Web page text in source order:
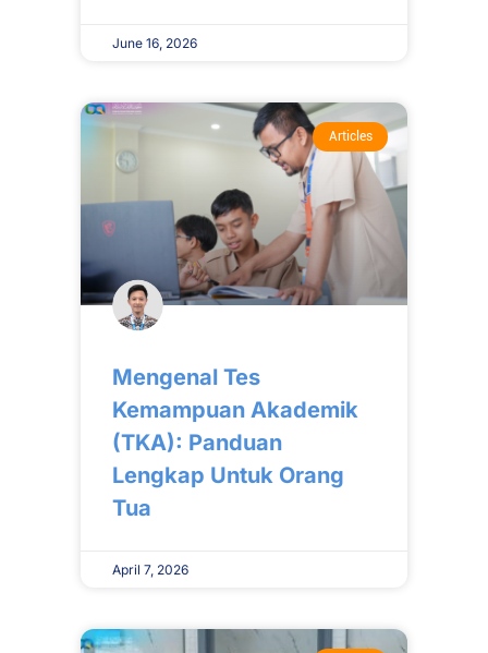
June 16, 2026
Articles
Mengenal Tes
Kemampuan Akademik
(TKA): Panduan
Lengkap Untuk Orang
Tua
April 7, 2026